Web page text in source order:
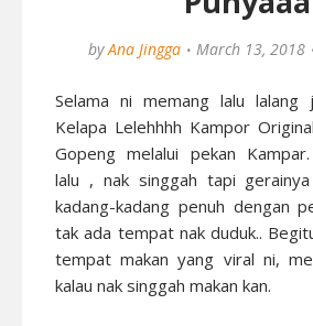
by Ana Jingga March 13, 2018
Selama ni memang lalu
Kelapa Lelehhhh Kampor
Gopeng melalui pekan
lalu , nak singgah tapi
kadang-kadang penuh dengan
tak ada tempat nak duduk..
tempat makan yang viral ni,
kalau nak singgah makan kan.